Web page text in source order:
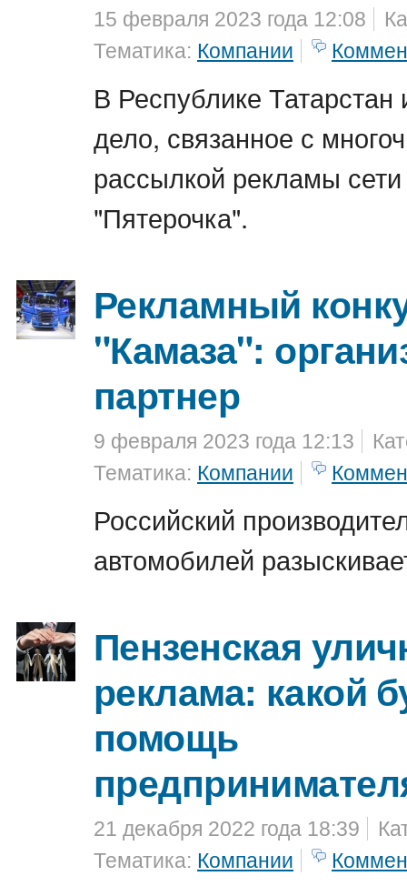
15 февраля 2023 года 12:08
Тематика: Компании
В Республике
дело, связанное с
рассылкой рекламы
"Пятерочка".
Рекламный
"Камаза":
партнер
9 февраля 2023 года 12:13
Тематика: Компании
Российский
автомобилей
Пензенская
реклама: какой
помощь
21 декабря 2022 года 18:39
Тематика: Компании